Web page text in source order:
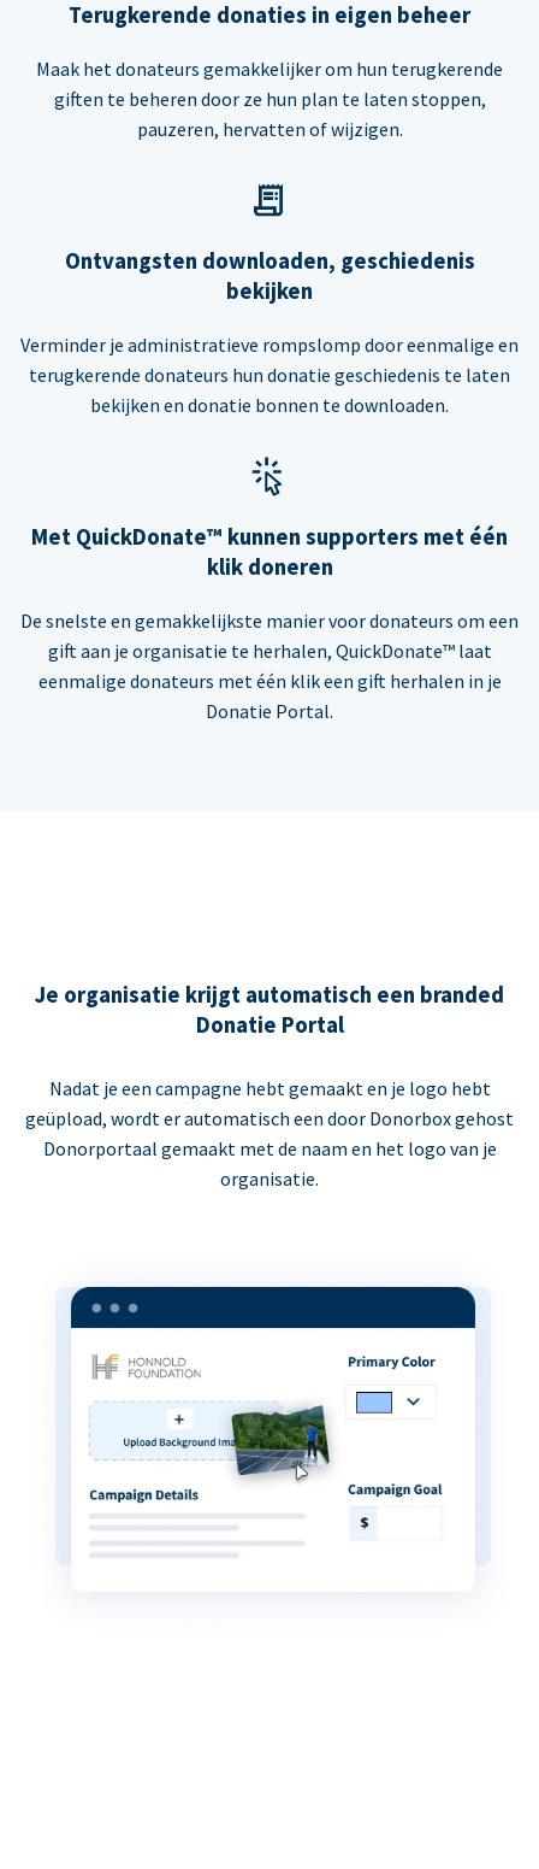
Terugkerende donaties in eigen beheer
Maak het donateurs gemakkelijker om hun terugkerende
giften te beheren door ze hun plan te laten stoppen,
pauzeren, hervatten of wijzigen.
Ontvangsten downloaden, geschiedenis
bekijken
Verminder je administratieve rompslomp door eenmalige en
terugkerende donateurs hun donatie geschiedenis te laten
bekijken en donatie bonnen te downloaden.
Met QuickDonate™ kunnen supporters met één
klik doneren
De snelste en gemakkelijkste manier voor donateurs om een
gift aan je organisatie te herhalen, QuickDonate™ laat
eenmalige donateurs met één klik een gift herhalen in je
Donatie Portal.
Je organisatie krijgt automatisch een branded
Donatie Portal
Nadat je een campagne hebt gemaakt en je logo hebt
geüpload, wordt er automatisch een door Donorbox gehost
Donorportaal gemaakt met de naam en het logo van je
organisatie.